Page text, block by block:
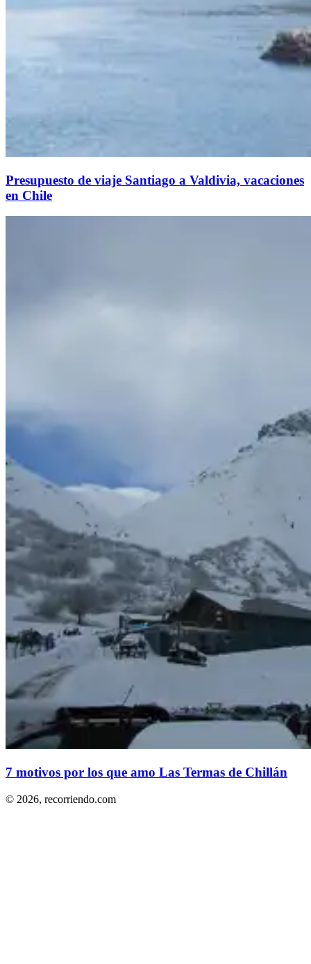
Presupuesto de viaje Santiago a Valdivia, vacaciones
en Chile
7 motivos por los que amo Las Termas de Chillán
© 2026, recorriendo.com